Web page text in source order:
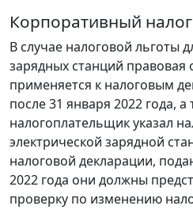
Корпоративный
В случае налоговой льготы
зарядных станций правовая
применяется к налоговым
после 31 января 2022 года, а
налогоплательщик указал
электрической зарядной
налоговой декларации,
2022 года они должны
проверку по изменению